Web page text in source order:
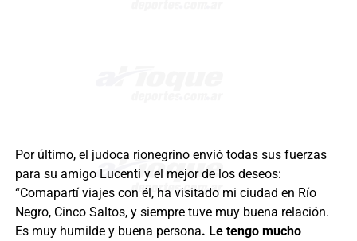
Por último, el judoca rionegrino envió todas sus fuerzas
para su amigo Lucenti y el mejor de los deseos:
“Comapartí viajes con él, ha visitado mi ciudad en Río
Negro, Cinco Saltos, y siempre tuve muy buena relación.
Es muy humilde y buena persona. Le tengo mucho